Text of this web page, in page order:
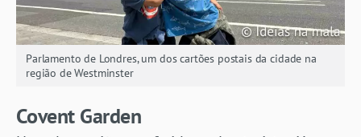
Parlamento de Londres, um dos cartões postais da cidade na
região de Westminster
Covent Garden